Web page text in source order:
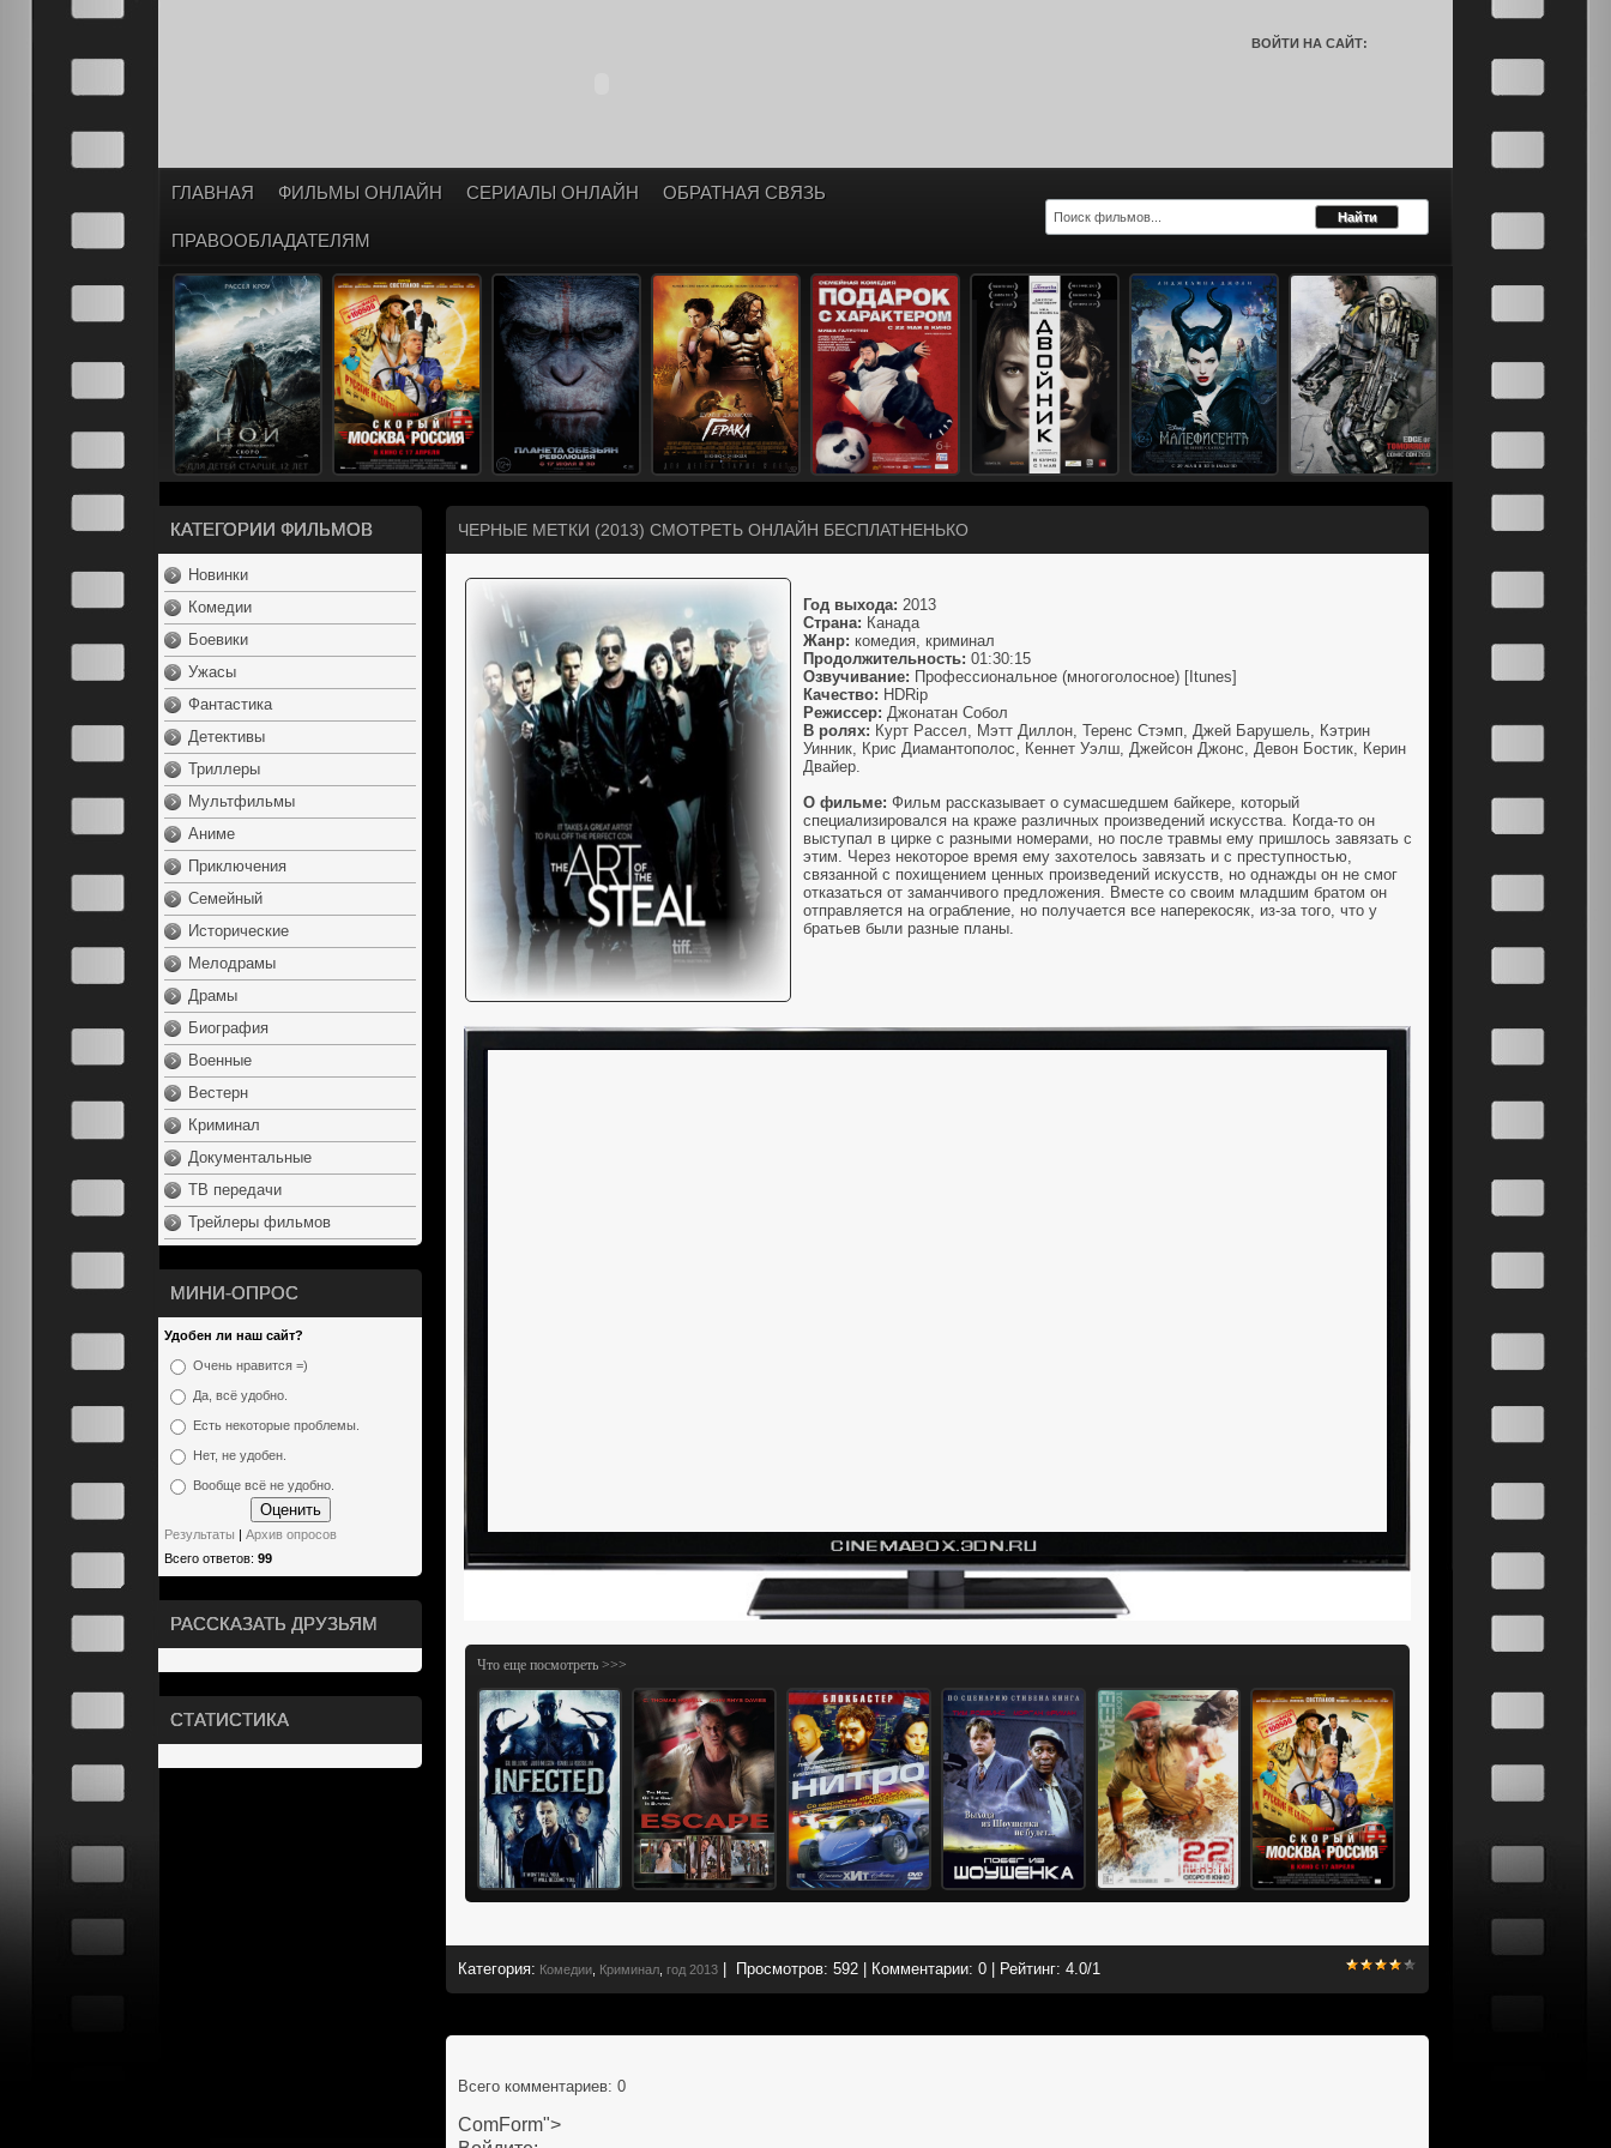
ВОЙТИ НА САЙТ:
ГЛАВНАЯ ФИЛЬМЫ ОНЛАЙН СЕРИАЛЫ ОНЛАЙН ОБРАТНАЯ СВЯЗЬ
ПРАВООБЛАДАТЕЛЯМ
КАТЕГОРИИ ФИЛЬМОВ
Новинки
Комедии
Боевики
Ужасы
Фантастика
Детективы
Триллеры
Мультфильмы
Аниме
Приключения
Семейный
Исторические
Мелодрамы
Драмы
Биография
Военные
Вестерн
Криминал
Документальные
ТВ передачи
Трейлеры фильмов
МИНИ-ОПРОС
Удобен ли наш сайт?
Очень нравится =)
Да, всё удобно.
Есть некоторые проблемы.
Нет, не удобен.
Вообще всё не удобно.
Результаты
Архив опросов
Всего ответов: 99
РАССКАЗАТЬ ДРУЗЬЯМ
СТАТИСТИКА
ЧЕРНЫЕ МЕТКИ (2013) СМОТРЕТЬ ОНЛАЙН БЕСПЛАТНЕНЬКО
Год выхода: 2013
Страна: Канада
Жанр: комедия, криминал
Продолжительность: 01:30:15
Озвучивание: Профессиональное (многоголосное) [Itunes]
Качество: HDRip
Режиссер: Джонатан Собол
В ролях: Курт Рассел, Мэтт Диллон, Теренс Стэмп, Джей Барушель, Кэтрин
Уинник, Крис Диамантополос, Кеннет Уэлш, Джейсон Джонс, Девон Бостик, Керин
Двайер.
О фильме: Фильм рассказывает о сумасшедшем байкере, который
специализировался на краже различных произведений искусства. Когда-то он
выступал в цирке с разными номерами, но после травмы ему пришлось завязать с
этим. Через некоторое время ему захотелось завязать и с преступностью,
связанной с похищением ценных произведений искусств, но однажды он не смог
отказаться от заманчивого предложения. Вместе со своим младшим братом он
отправляется на ограбление, но получается все наперекосяк, из-за того, что у
братьев были разные планы.
Что еще посмотреть >>>
Категория: Комедии Криминал год 2013 Просмотров: 592 Комментарии: 0 Рейтинг: 4.0/1
Всего комментариев: 0
ComForm">